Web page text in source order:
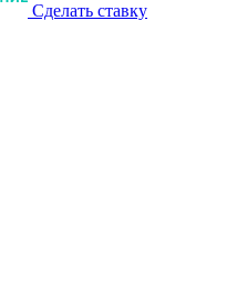
Сделать ставку